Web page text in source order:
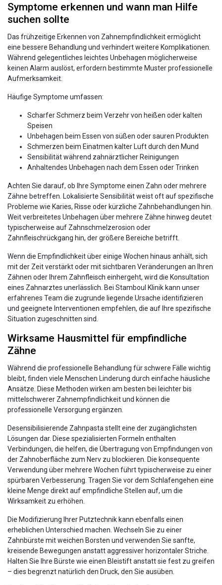
Symptome erkennen und wann man Hilfe
suchen sollte
Das frühzeitige Erkennen von Zahnempfindlichkeit ermöglicht
eine bessere Behandlung und verhindert weitere Komplikationen.
Während gelegentliches leichtes Unbehagen möglicherweise
keinen Alarm auslöst, erfordern bestimmte Muster professionelle
Aufmerksamkeit.
Häufige Symptome umfassen:
Scharfer Schmerz beim Verzehr von heißen oder kalten
Speisen
Unbehagen beim Essen von süßen oder sauren Produkten
Schmerzen beim Einatmen kalter Luft durch den Mund
Sensibilität während zahnärztlicher Reinigungen
Anhaltendes Unbehagen nach dem Essen oder Trinken
Achten Sie darauf, ob Ihre Symptome einen Zahn oder mehrere
Zähne betreffen. Lokalisierte Sensibilität weist oft auf spezifische
Probleme wie Karies, Risse oder kürzliche Zahnbehandlungen hin.
Weit verbreitetes Unbehagen über mehrere Zähne hinweg deutet
typischerweise auf Zahnschmelzerosion oder
Zahnfleischrückgang hin, der größere Bereiche betrifft.
Wenn die Empfindlichkeit über einige Wochen hinaus anhält, sich
mit der Zeit verstärkt oder mit sichtbaren Veränderungen an Ihren
Zähnen oder Ihrem Zahnfleisch einhergeht, wird die Konsultation
eines Zahnarztes unerlässlich. Bei Stamboul Klinik kann unser
erfahrenes Team die zugrunde liegende Ursache identifizieren
und geeignete Interventionen empfehlen, die auf Ihre spezifische
Situation zugeschnitten sind.
Wirksame Hausmittel für empfindliche
Zähne
Während die professionelle Behandlung für schwere Fälle wichtig
bleibt, finden viele Menschen Linderung durch einfache häusliche
Ansätze. Diese Methoden wirken am besten bei leichter bis
mittelschwerer Zahnempfindlichkeit und können die
professionelle Versorgung ergänzen.
Desensibilisierende Zahnpasta stellt eine der zugänglichsten
Lösungen dar. Diese spezialisierten Formeln enthalten
Verbindungen, die helfen, die Übertragung von Empfindungen von
der Zahnoberfläche zum Nerv zu blockieren. Die konsequente
Verwendung über mehrere Wochen führt typischerweise zu einer
spürbaren Verbesserung. Tragen Sie vor dem Schlafengehen eine
kleine Menge direkt auf empfindliche Stellen auf, um die
Wirksamkeit zu erhöhen.
Die Modifizierung Ihrer Putztechnik kann ebenfalls einen
erheblichen Unterschied machen. Wechseln Sie zu einer
Zahnbürste mit weichen Borsten und verwenden Sie sanfte,
kreisende Bewegungen anstatt aggressiver horizontaler Striche.
Halten Sie Ihre Bürste wie einen Bleistift anstatt sie fest zu greifen
– dies begrenzt natürlich den Druck, den Sie ausüben.